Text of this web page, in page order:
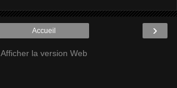
›
Accueil
Afficher la version Web